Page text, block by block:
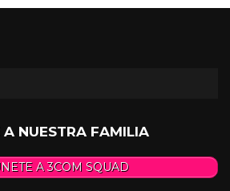
A NUESTRA FAMILIA
A 3COM SQUAD